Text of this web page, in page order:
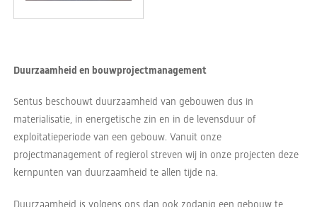
Duurzaamheid en bouwprojectmanagement
Sentus beschouwt duurzaamheid van gebouwen dus in
materialisatie, in energetische zin en in de levensduur of
exploitatieperiode van een gebouw. Vanuit onze
projectmanagement of regierol streven wij in onze projecten deze
kernpunten van duurzaamheid te allen tijde na.
Duurzaamheid is volgens ons dan ook zodanig een gebouw te